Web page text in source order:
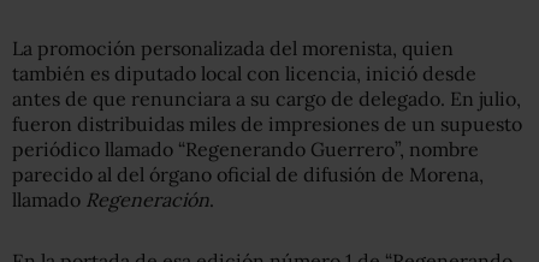
La promoción personalizada del morenista, quien
también es diputado local con licencia, inició desde
antes de que renunciara a su cargo de delegado. En julio,
fueron distribuidas miles de impresiones de un supuesto
periódico llamado “Regenerando Guerrero”, nombre
parecido al del órgano oficial de difusión de Morena,
llamado Regeneración.